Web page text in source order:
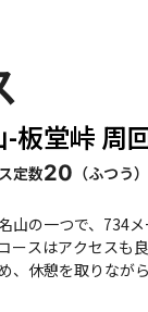
板堂峠 周
定数20 （ふつう）
山の一つで、734
スも良く、家族連れや
、休憩を取りな